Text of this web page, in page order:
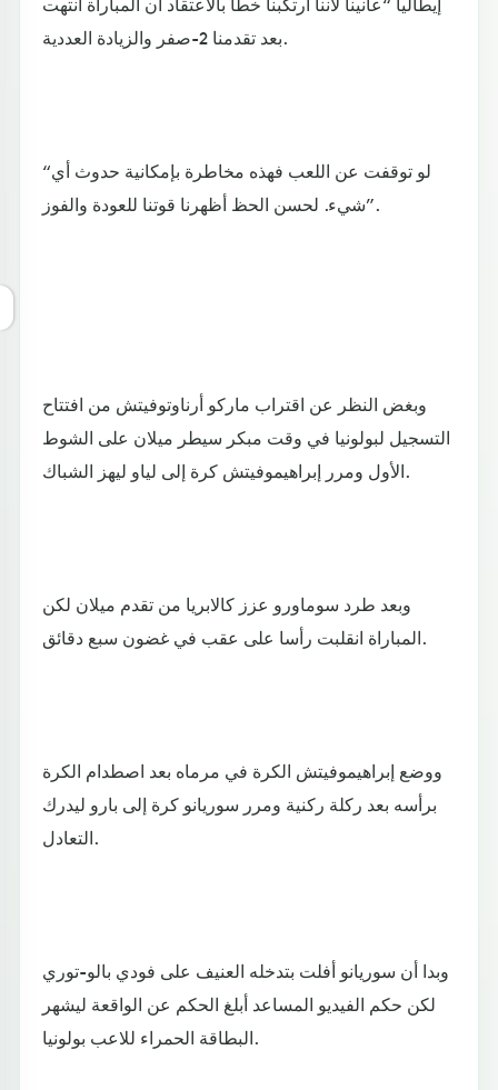
بعد تقدمنا 2-صفر والزيادة العددية.
“لو توقفت عن اللعب فهذه مخاطرة بإمكانية حدوث أي
شيء. لحسن الحظ أظهرنا قوتنا للعودة والفوز”.
وبغض النظر عن اقتراب ماركو أرناوتوفيتش من افتتاح
التسجيل لبولونيا في وقت مبكر سيطر ميلان على الشوط
الأول ومرر إبراهيموفيتش كرة إلى لياو ليهز الشباك.
وبعد طرد سوماورو عزز كالابريا من تقدم ميلان لكن
المباراة انقلبت رأسا على عقب في غضون سبع دقائق.
ووضع إبراهيموفيتش الكرة في مرماه بعد اصطدام الكرة
برأسه بعد ركلة ركنية ومرر سوريانو كرة إلى بارو ليدرك
التعادل.
وبدا أن سوريانو أفلت بتدخله العنيف على فودي بالو-توري
لكن حكم الفيديو المساعد أبلغ الحكم عن الواقعة ليشهر
البطاقة الحمراء للاعب بولونيا.